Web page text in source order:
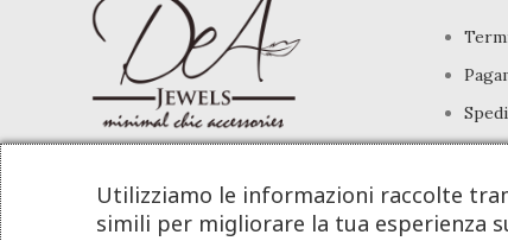
info@deajewels.it
Utilizziamo le informazioni raccolte
simili per migliorare la tua esperienza